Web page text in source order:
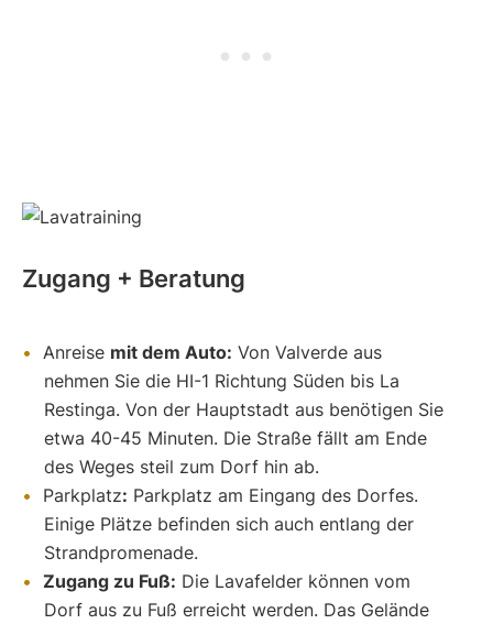
Zugang + Beratung
Anreise mit dem Auto: Von Valverde aus
nehmen Sie die HI-1 Richtung Süden bis La
Restinga. Von der Hauptstadt aus benötigen Sie
etwa 40-45 Minuten. Die Straße fällt am Ende
des Weges steil zum Dorf hin ab.
Parkplatz: Parkplatz am Eingang des Dorfes.
Einige Plätze befinden sich auch entlang der
Strandpromenade.
Zugang zu Fuß: Die Lavafelder können vom
Dorf aus zu Fuß erreicht werden. Das Gelände